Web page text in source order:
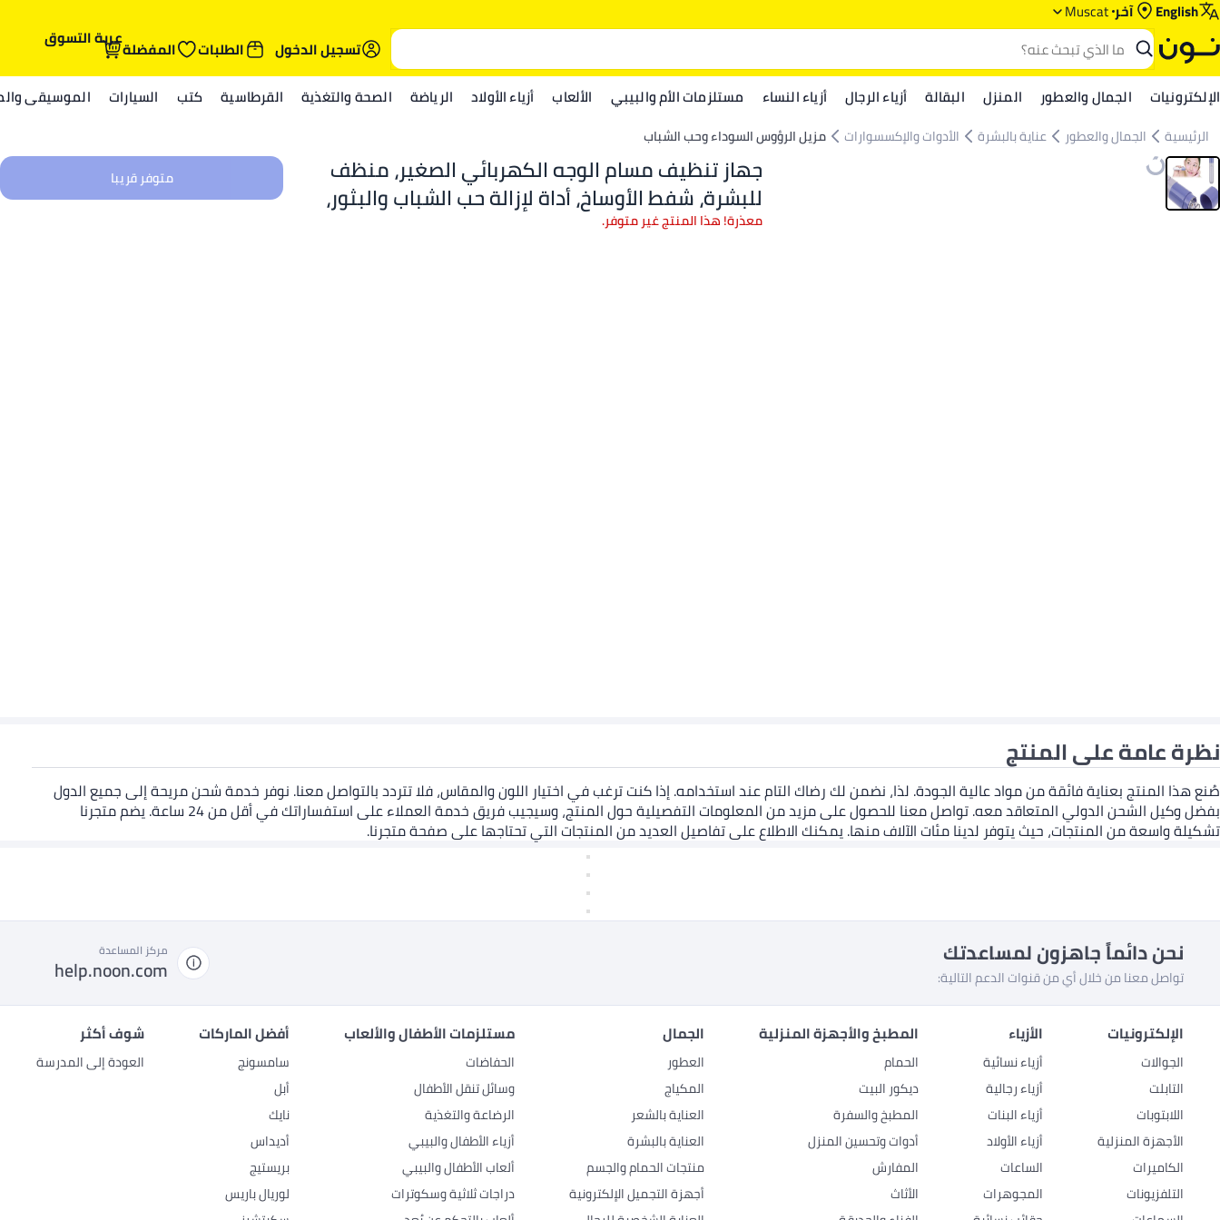
English آخر Muscat
تسجيل الدخول
الطلبات المفضلةعربة التسوق
الإلكترونيات الجمال والعطور المنزل البقالة أزياء الرجال أزياء النساء مستلزمات الأم والبيبي الألعاب أزياء الأولاد الرياضة الصحة والتغذية القرطاسية كتب السيارات الموسيقى
الرئيسية الجمال والعطور عناية بالبشرة الأدوات والإكسسوارات مزيل الرؤوس السوداء وحب الشباب
جهاز تنظيف مسام الوجه الكهربائي الصغير، منظف
للبشرة، شفط الأوساخ، أداة لإزالة حب الشباب والبثور،
مزيل الرؤوس السوداء، أدوات تدليك
معذرة! هذا المنتج غير متوفر.
متوفر قريبا
نظرة عامة على المنتج
صُنع هذا المنتج بعناية فائقة من مواد عالية الجودة. لذا، نضمن لك رضاك التام عند استخدامه. إذا كنت ترغب في اختيار اللون والمقاس، فلا تتردد بالتواصل معنا. نوفر خدمة شحن مريحة إلى جميع الدول
بفضل وكيل الشحن الدولي المتعاقد معه. تواصل معنا للحصول على مزيد من المعلومات التفصيلية حول المنتج، وسيجيب فريق خدمة العملاء على استفساراتك في أقل من 24 ساعة. يضم متجرنا
تشكيلة واسعة من المنتجات، حيث يتوفر لدينا مئات الآلاف منها. يمكنك الاطلاع على تفاصيل العديد من المنتجات التي تحتاجها على صفحة متجرنا.
نحن دائماً جاهزون لمساعدتك
تواصل معنا من خلال أي من قنوات الدعم التالية:
مركز المساعدة
help.noon.com
الإلكترونيات
الجوالات
التابلت
اللابتوبات
الأجهزة المنزلية
الكاميرات
التلفزيونات
الأزياء
أزياء نسائية
أزياء رجالية
أزياء البنات
أزياء الأولاد
الساعات
المجوهرات
المطبخ والأجهزة المنزلية
الحمام
ديكور البيت
المطبخ والسفرة
أدوات وتحسين المنزل
المفارش
الأثاث
الجمال
العطور
المكياج
العناية بالشعر
العناية بالبشرة
منتجات الحمام والجسم
أجهزة التجميل الإلكترونية
مستلزمات الأطفال والألعاب
الحفاضات
وسائل تنقل الأطفال
الرضاعة والتغذية
أزياء الأطفال والبيبي
ألعاب الأطفال والبيبي
دراجات ثلاثية وسكوترات
أفضل الماركات
سامسونج
أبل
نايك
أديداس
بريستيج
لوريال باريس
شوف أكثر
العودة إلى المدرسة